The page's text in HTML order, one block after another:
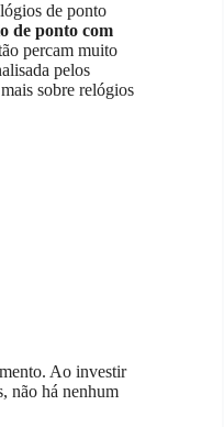
de ponto
de ponto com
percam muito
pelos
sobre relógios
Ao investir
não há nenhum